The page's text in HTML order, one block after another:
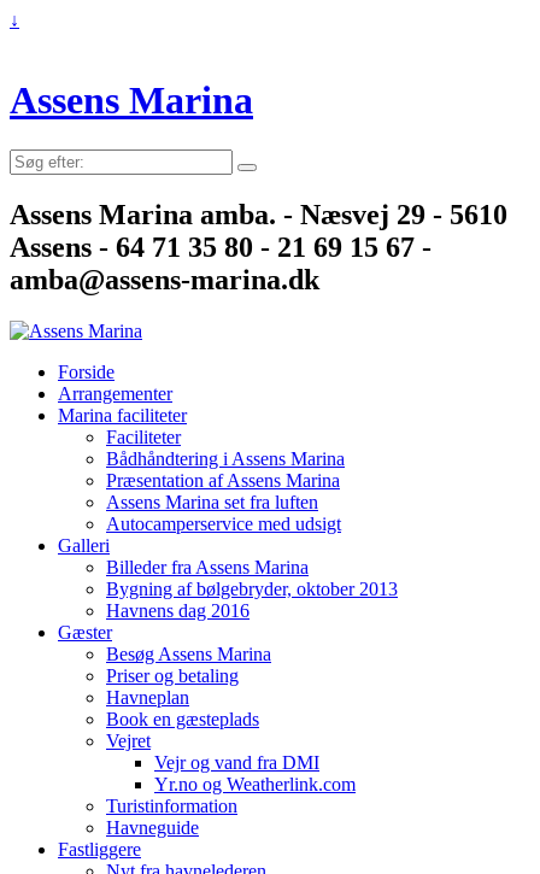
↓
Assens Marina
Søg
efter:
Assens Marina amba. - Næsvej 29 - 5610
Assens - 64 71 35 80 - 21 69 15 67 -
amba@assens-marina.dk
Forside
Arrangementer
Marina faciliteter
Faciliteter
Bådhåndtering i Assens Marina
Præsentation af Assens Marina
Assens Marina set fra luften
Autocamperservice med udsigt
Galleri
Billeder fra Assens Marina
Bygning af bølgebryder, oktober 2013
Havnens dag 2016
Gæster
Besøg Assens Marina
Priser og betaling
Havneplan
Book en gæsteplads
Vejret
Vejr og vand fra DMI
Yr.no og Weatherlink.com
Turistinformation
Havneguide
Fastliggere